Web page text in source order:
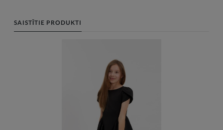
SAISTĪTIE PRODUKTI